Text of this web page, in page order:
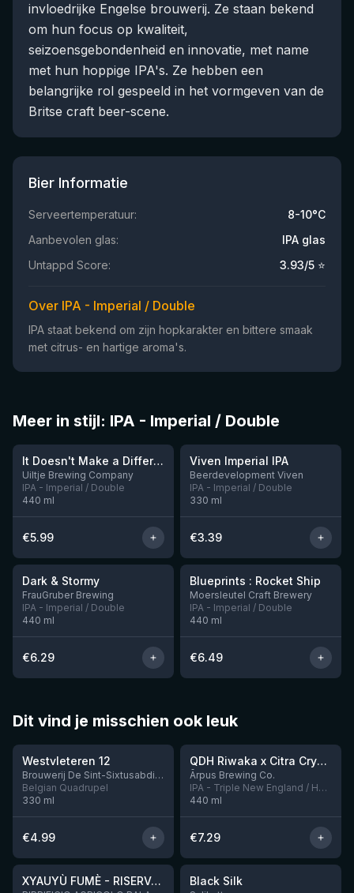
invloedrijke Engelse brouwerij. Ze staan bekend
om hun focus op kwaliteit,
seizoensgebondenheid en innovatie, met name
met hun hoppige IPA's. Ze hebben een
belangrijke rol gespeeld in het vormgeven van de
Britse craft beer-scene.
Bier Informatie
Serveertemperatuur:
8-10°C
Aanbevolen glas:
IPA glas
Untappd Score:
3.93/5 ⭐
Over IPA - Imperial / Double
IPA staat bekend om zijn hopkarakter en bittere smaak
met citrus- en hartige aroma's.
Meer in stijl: IPA - Imperial / Double
Nog 1It Doesn't Make a Difference if We're Naked or Not
Uiltje Brewing Company
IPA - Imperial / Double
440 ml
€5.99
Nog 12
★3.62
Viven Imperial IPA
Beerdevelopment Viven
IPA - Imperial / Double
330 ml
€3.39
★3.88
Dark & Stormy
FrauGruber Brewing
IPA - Imperial / Double
440 ml
€6.29
★3.74
Blueprints : Rocket Ship
Moersleutel Craft Brewery
IPA - Imperial / Double
440 ml
€6.49
Dit vind je misschien ook leuk
★4.46
Westvleteren 12
Brouwerij De Sint-Sixtusabdij van Westvleteren
Belgian Quadrupel
330 ml
€4.99
Nog 9
★4.26
QDH Riwaka x Citra Cryo x Mosaic Cryo x Nectaron TIPA
Ārpus Brewing Co.
IPA - Triple New England / Hazy
440 ml
€7.29
★ 4.48
XYAUYÙ FUMÈ - RISERVA 2019
★ 4.53
Black Silk